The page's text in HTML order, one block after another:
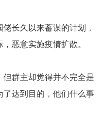
长久以来蓄谋的计划，
恶意实施疫情扩散。
群主却觉得并不完全是
达到目的，他们什么事